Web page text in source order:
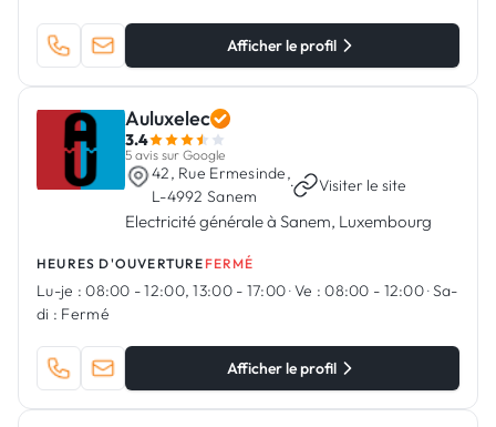
Afficher le profil
Auluxelec
3.4
5 avis sur Google
42, Rue Ermesinde,
L-4992 Sanem
· Visiter le site
Electricité générale à Sanem, Luxembourg
HEURES D'OUVERTURE FERMÉ
Lu-je : 08:00 - 12:00, 13:00 - 17:00·Ve : 08:00 - 12:00·Sa-
di : Fermé
Afficher le profil